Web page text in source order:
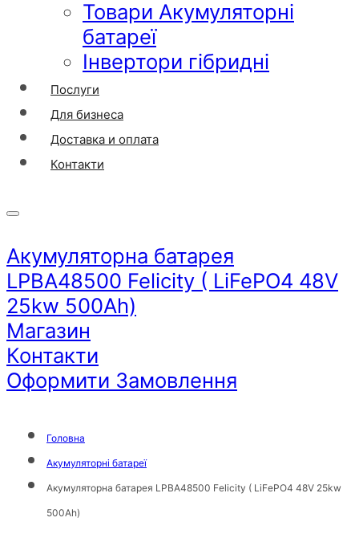
Товари Акумуляторні
батареї
Інвертори гібридні
Послуги
Для бизнеса
Доставка и оплата
Контакти
Акумуляторна батарея
LPBA48500 Felicity ( LiFePO4 48V
25kw 500Аh)
Магазин
Контакти
Оформити Замовлення
Головна
Акумуляторні батареї
Акумуляторна батарея LPBA48500 Felicity ( LiFePO4 48V 25kw
500Аh)